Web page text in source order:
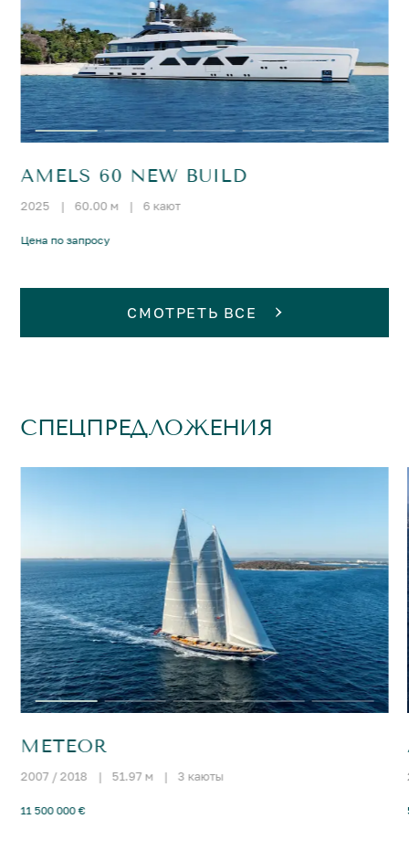
AMELS 60 NEW BUILD
2025 | 60.00 м | 6 кают
Цена по запросу
СМОТРЕТЬ ВСЕ
СПЕЦПРЕДЛОЖЕНИЯ
METEOR
2007 / 2018 | 51.97 м | 3 каюты
11 500 000 €